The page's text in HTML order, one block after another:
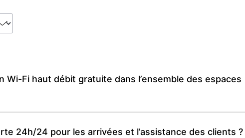
Fi haut débit gratuite dans l’ensemble des espaces
24h/24 pour les arrivées et l’assistance des clients ?